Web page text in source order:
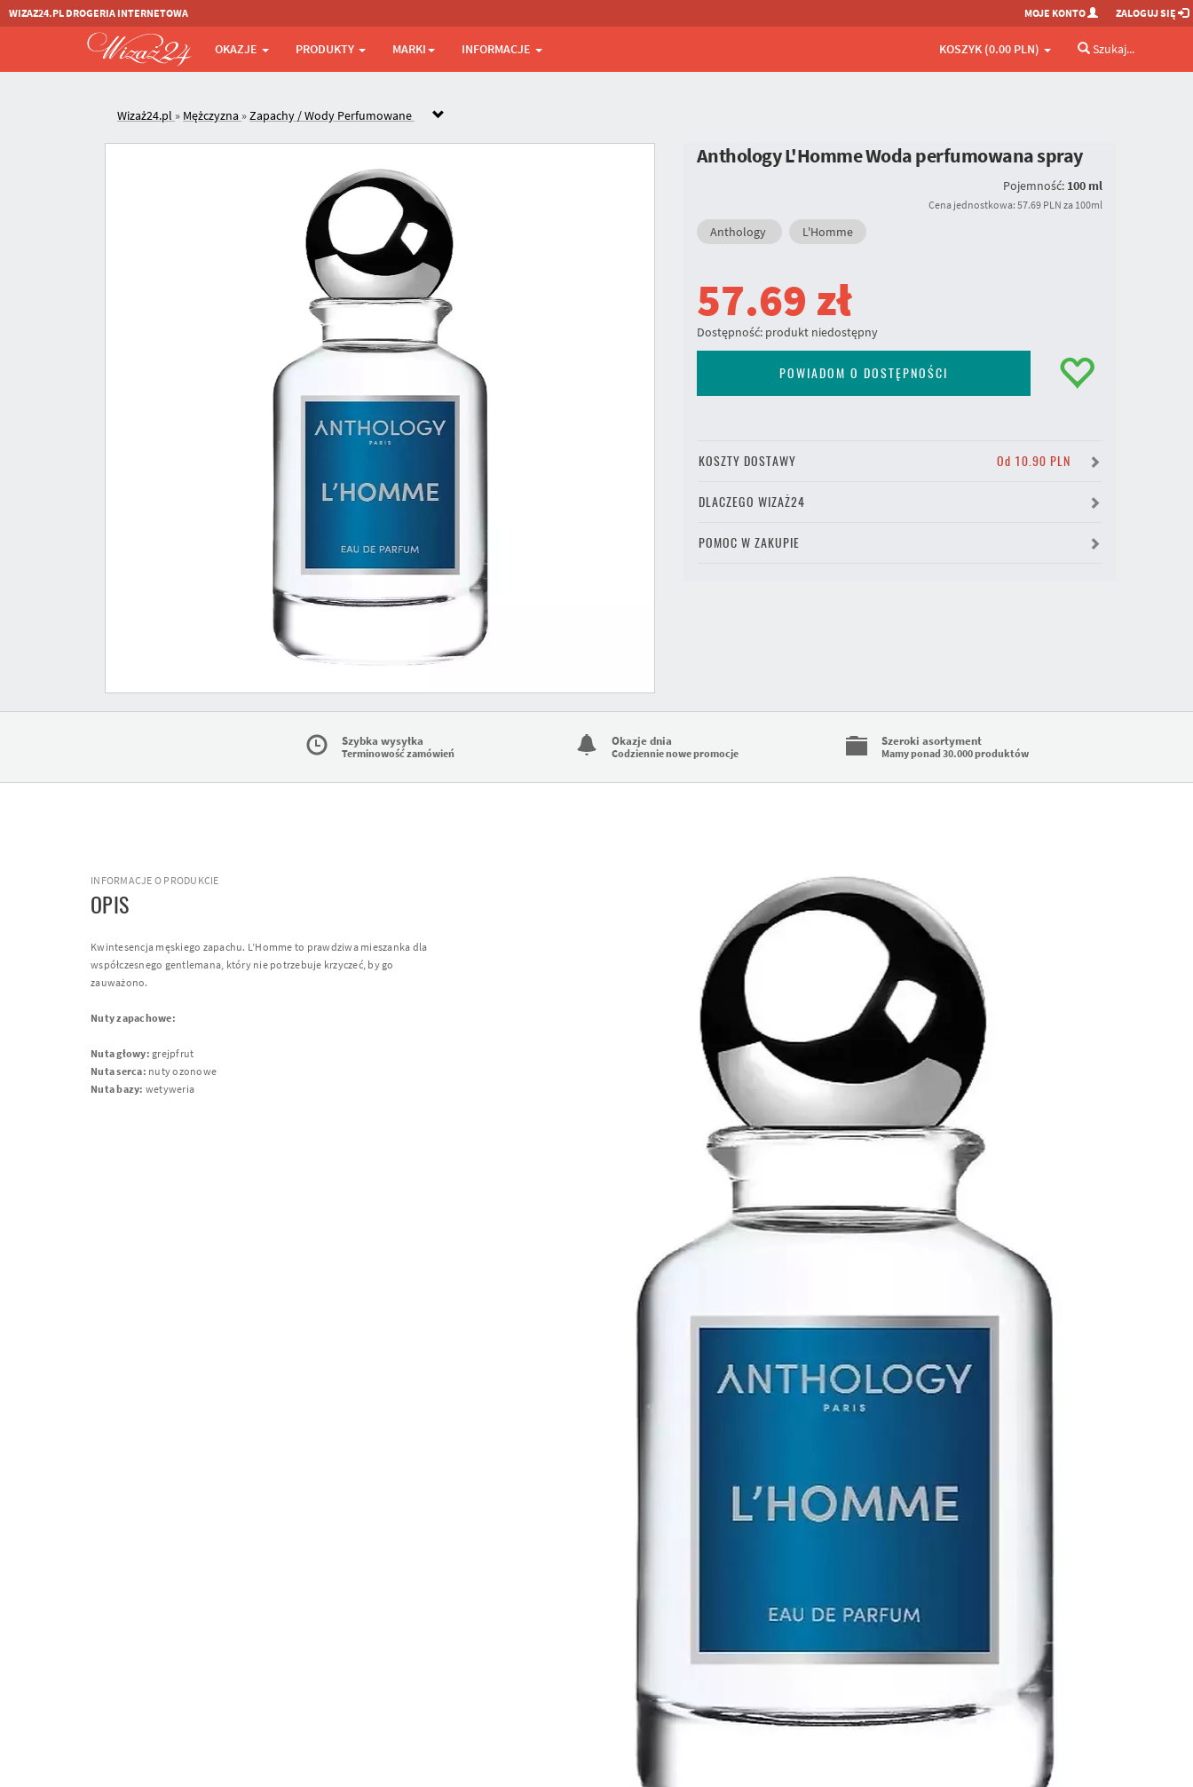
WIZAZ24.PL DROGERIA INTERNETOWA MOJE KONTO ZALOGUJ SIĘ
OKAZJE PRODUKTY MARKI INFORMACJE KOSZYK (0.00 PLN) Szukaj...
Wizaż24.pl » Mężczyzna »Zapachy / Wody Perfumowane
Anthology L'Homme Woda perfumowana spray
Pojemność: 100 ml
Cena jednostkowa: 57.69 PLN za 100ml
Anthology L'Homme
57.69 zł
Dostępność: produkt niedostępny
POWIADOM O DOSTĘPNOŚCI
KOSZTY DOSTAWY Od 10.90 PLN
DLACZEGO WIZAŻ24
POMOC W ZAKUPIE
Szybka wysyłka
Terminowość zamówień
Okazje dnia
Codziennie nowe promocje
Szeroki asortyment
Mamy ponad 30.000 produktów
INFORMACJE O PRODUKCIE
OPIS
Kwintesencja męskiego zapachu. L’Homme to prawdziwa mieszanka dla
współczesnego gentlemana, który nie potrzebuje krzyczeć, by go
zauważono.
Nuty zapachowe:
Nuta głowy: grejpfrut
Nuta serca: nuty ozonowe
Nuta bazy: wetyweria